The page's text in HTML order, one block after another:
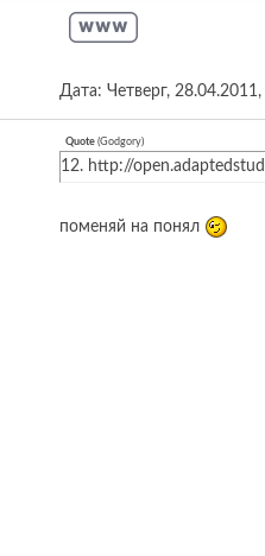
Дата: Четверг,
Quote (Godgory)
12. http://
поменяй на понял